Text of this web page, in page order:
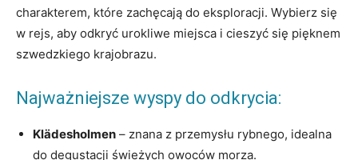
charakterem, które zachęcają do eksploracji. Wybierz się
w rejs, aby odkryć urokliwe miejsca i cieszyć się pięknem
szwedzkiego krajobrazu.
Najważniejsze wyspy do odkrycia:
Klädesholmen – znana z przemysłu rybnego, idealna
do degustacji świeżych owoców morza.